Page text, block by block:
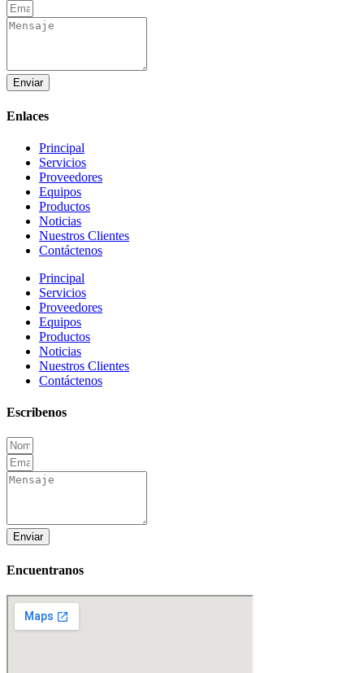
Enviar
Enlaces
Principal
Servicios
Proveedores
Equipos
Productos
Noticias
Nuestros Clientes
Contáctenos
Principal
Servicios
Proveedores
Equipos
Productos
Noticias
Nuestros Clientes
Contáctenos
Escribenos
Enviar
Encuentranos